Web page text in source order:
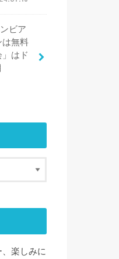
ビア
は無料
はド
楽しみに